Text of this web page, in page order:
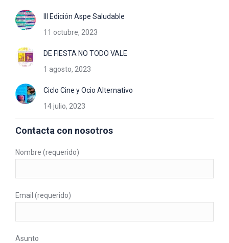
III Edición Aspe Saludable
11 octubre, 2023
DE FIESTA NO TODO VALE
1 agosto, 2023
Ciclo Cine y Ocio Alternativo
14 julio, 2023
Contacta con nosotros
Nombre (requerido)
Email (requerido)
Asunto